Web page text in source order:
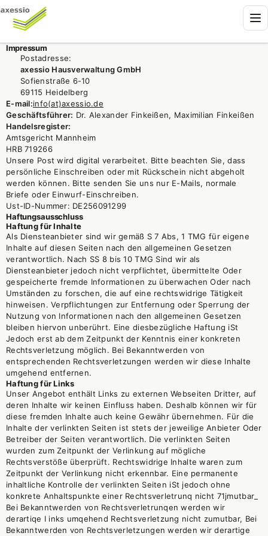
Impressum
Postadresse:
axessio Hausverwaltung GmbH
Sofienstraße 6-10
69115 Heidelberg
E-mail:info(at)axessio.de
Geschäftsführer: Dr. Alexander Finkeißen, Maximilian Finkeißen
Handelsregister:
Amtsgericht Mannheim
HRB 719266
Unsere Post wird digital verarbeitet. Bitte beachten Sie, dass
persönliche Einschreiben oder mit Rückschein nicht abgeholt
werden können. Bitte senden Sie uns nur E-Mails, normale
Briefe oder Einwurf-Einschreiben.
Ust-ID-Nummer: DE256091299
Haftungsausschluss
Haftung für Inhalte
Als Diensteanbieter sind wir gemäß S 7 Abs, 1 TMG für eigene
Inhalte auf diesen Seiten nach den allgemeinen Gesetzen
verantwortlich. Nach SS 8 bis 10 TMG Sind wir als
Diensteanbieter jedoch nicht verpflichtet, übermittelte Oder
gespeicherte fremde Informationen zu überwachen Oder nach
Umständen zu forschen, die auf eine rechtswidrige Tätigkeit
hinweisen. Verpflichtungen zur Entfernung oder Sperrung der
Nutzung von Informationen nach den allgemeinen Gesetzen
bleiben hiervon unberührt. Eine diesbezügliche Haftung iSt
Jedoch erst ab dem Zeitpunkt der Kenntnis einer konkreten
Rechtsverletzung möglich. Bei Bekanntwerden von
entsprechenden Rechtsverletzungen werden wir diese Inhalte
umgehend entfernen.
Haftung für Links
Unser Angebot enthält Links zu externen Webseiten Dritter, auf
deren Inhalte wir keinen Einfluss haben. Deshalb können wir für
diese fremden Inhalte auch keine Gewähr übernehmen. Für die
Inhalte der verlinkten Seiten ist stets der jeweilige Anbieter Oder
Betreiber der Seiten verantwortlich. Die verlinkten Seiten
wurden zum Zeitpunkt der Verlinkung auf mögliche
Rechtsverstöße überprüft. Rechtswidrige Inhalte waren zum
Zeitpunkt der Verlinkung nicht erkennbar. Eine permanente
inhaltliche Kontrolle der verlinkten Seiten iSt jedoch ohne
konkrete Anhaltspunkte einer Rechtsverletrunq nicht 71jmutbar_
Bei Bekanntwerden von Rechtsverletrunqen werden wir
derartiqe I inks umqehend Rechtsverletzung nicht zumutbar, Bei
Bekanntwerden von Rechtsverletzungen werden wir derartige